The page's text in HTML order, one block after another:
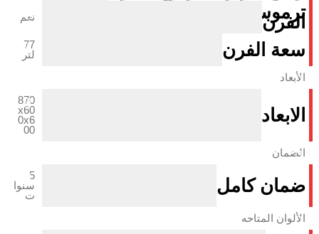
ترموستات لتنظيم درجة حرارة
الفرن نعم
سعة الفرن
77
لتر
الأبعاد
الابعاد
870
x60
0x6
00
الضمان
ضمان كامل
5
سنوا
ت
الألوان المتاحه